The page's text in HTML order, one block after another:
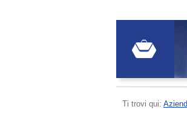
Ti trovi qui: